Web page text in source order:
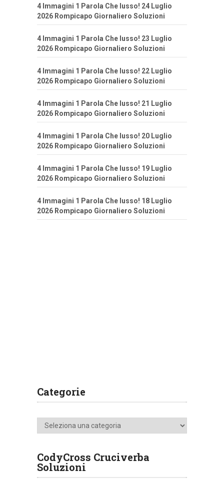
4 Immagini 1 Parola Che lusso! 24 Luglio
2026 Rompicapo Giornaliero Soluzioni
4 Immagini 1 Parola Che lusso! 23 Luglio
2026 Rompicapo Giornaliero Soluzioni
4 Immagini 1 Parola Che lusso! 22 Luglio
2026 Rompicapo Giornaliero Soluzioni
4 Immagini 1 Parola Che lusso! 21 Luglio
2026 Rompicapo Giornaliero Soluzioni
4 Immagini 1 Parola Che lusso! 20 Luglio
2026 Rompicapo Giornaliero Soluzioni
4 Immagini 1 Parola Che lusso! 19 Luglio
2026 Rompicapo Giornaliero Soluzioni
4 Immagini 1 Parola Che lusso! 18 Luglio
2026 Rompicapo Giornaliero Soluzioni
Categorie
Categorie
CodyCross Cruciverba
Soluzioni